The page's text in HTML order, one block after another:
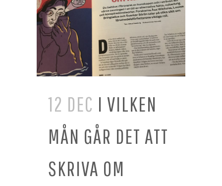
12 DEC I VILKEN
MÅN GÅR DET ATT
SKRIVA OM